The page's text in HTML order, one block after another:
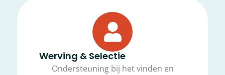
Werving & Selectie
Ondersteuning bij het vinden en